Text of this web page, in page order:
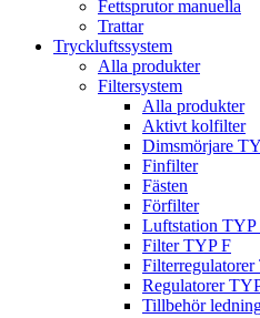
Fettsprutor manuella
Trattar
Tryckluftssystem
Alla produkter
Filtersystem
Alla produkter
Aktivt kolfilter
Dimsmörjare
Finfilter
Fästen
Förfilter
Luftstation TYP
Filter TYP F
Filterregulatorer
Regulatorer
Tillbehör